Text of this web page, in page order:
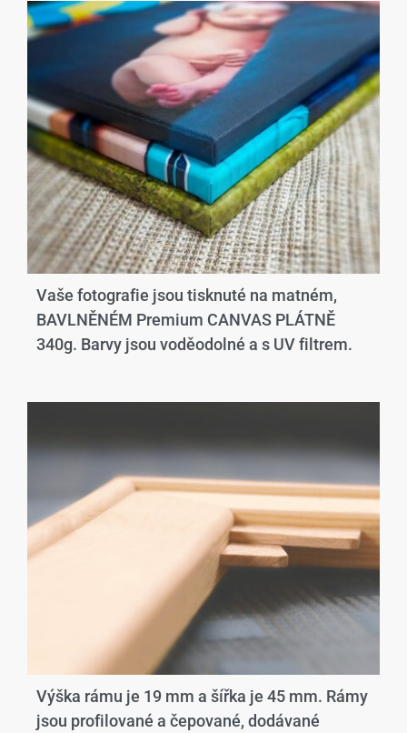
Vaše fotografie jsou tisknuté na matném,
BAVLNĚNÉM Premium CANVAS PLÁTNĚ
340g. Barvy jsou voděodolné a s UV filtrem.
Výška rámu je 19 mm a šířka je 45 mm. Rámy
jsou profilované a čepované, dodávané